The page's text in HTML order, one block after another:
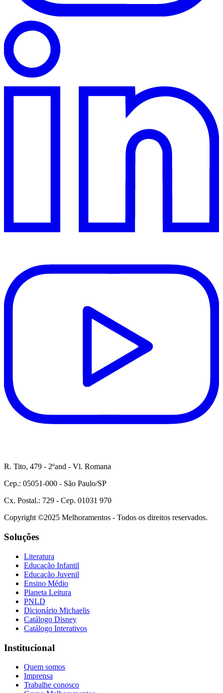
R. Tito, 479 - 2ºand - Vl. Romana
Cep.: 05051-000 - São Paulo/SP
Cx. Postal.: 729 - Cep. 01031 970
Copyright ©2025 Melhoramentos - Todos os direitos reservados.
Soluções
Literatura
Educação Infantil
Educação Juvenil
Ensino Médio
Planeta Leitura
PNLD
Dicionário Michaelis
Catálogo Disney
Catálogo Interativos
Institucional
Quem somos
Imprensa
Trabalhe conosco